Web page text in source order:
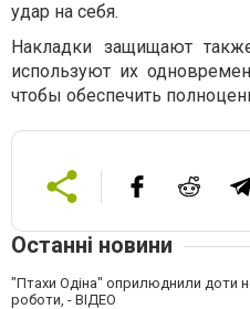
удар на себя.
Накладки защищают
используют их
чтобы обеспечить
Останні новини
"Птахи Одіна" оприлюднили доти
роботи, - ВІДЕО